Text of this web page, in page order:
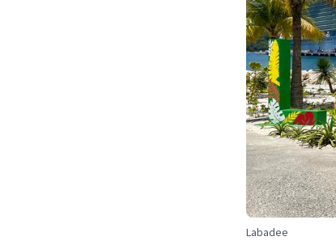
Labadee